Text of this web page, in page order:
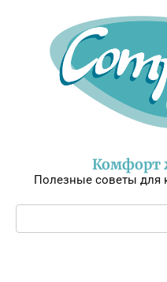
Комфорт
Полезные советы для
Поиск: